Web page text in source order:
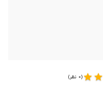
star
star(0 نظر)